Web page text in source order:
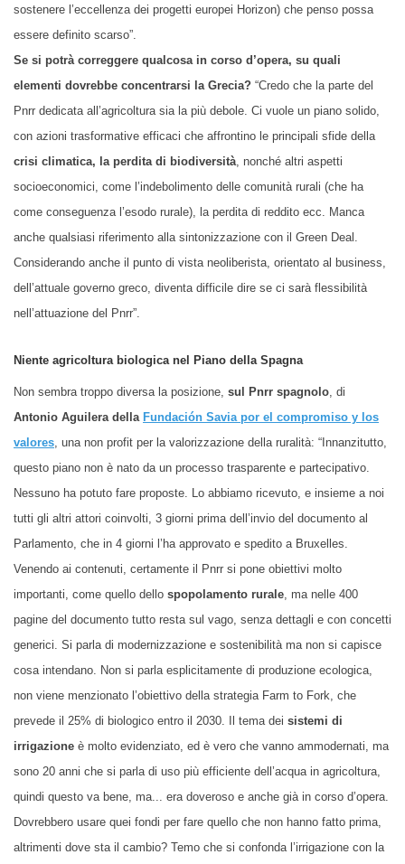
sostenere l’eccellenza dei progetti europei Horizon) che penso possa
essere definito scarso”.
Se si potrà correggere qualcosa in corso d’opera, su quali
elementi dovrebbe concentrarsi la Grecia? “Credo che la parte del
Pnrr dedicata all’agricoltura sia la più debole. Ci vuole un piano solido,
con azioni trasformative efficaci che affrontino le principali sfide della
crisi climatica, la perdita di biodiversità , nonché altri aspetti
socioeconomici, come l’indebolimento delle comunità rurali (che ha
come conseguenza l’esodo rurale), la perdita di reddito ecc. Manca
anche qualsiasi riferimento alla sintonizzazione con il Green Deal.
Considerando anche il punto di vista neoliberista, orientato al business,
dell’attuale governo greco, diventa difficile dire se ci sarà flessibilità
nell’attuazione del Pnrr”.
Niente agricoltura biologica nel Piano della Spagna
Non sembra troppo diversa la posizione, sul Pnrr spagnolo , di
Antonio Aguilera della Fundación Savia por el compromiso y los
valores , una non profit per la valorizzazione della ruralità: “Innanzitutto,
questo piano non è nato da un processo trasparente e partecipativo.
Nessuno ha potuto fare proposte. Lo abbiamo ricevuto, e insieme a noi
tutti gli altri attori coinvolti, 3 giorni prima dell’invio del documento al
Parlamento, che in 4 giorni l’ha approvato e spedito a Bruxelles.
Venendo ai contenuti, certamente il Pnrr si pone obiettivi molto
importanti, come quello dello spopolamento rurale , ma nelle 400
pagine del documento tutto resta sul vago, senza dettagli e con concetti
generici. Si parla di modernizzazione e sostenibilità ma non si capisce
cosa intendano. Non si parla esplicitamente di produzione ecologica,
non viene menzionato l’obiettivo della strategia Farm to Fork, che
prevede il 25% di biologico entro il 2030. Il tema dei sistemi di
irrigazione è molto evidenziato, ed è vero che vanno ammodernati, ma
sono 20 anni che si parla di uso più efficiente dell’acqua in agricoltura,
quindi questo va bene, ma... era doveroso e anche già in corso d’opera.
Dovrebbero usare quei fondi per fare quello che non hanno fatto prima,
altrimenti dove sta il cambio? Temo che si confonda l’irrigazione con la